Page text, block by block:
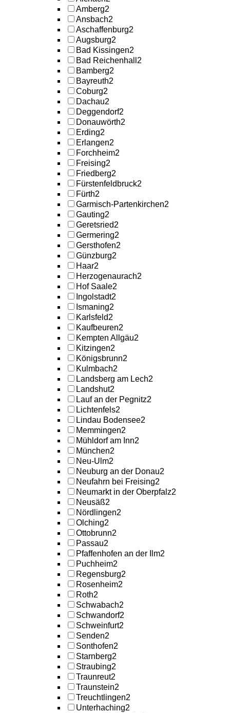
Amberg2
Ansbach2
Aschaffenburg2
Augsburg2
Bad Kissingen2
Bad Reichenhall 2
Bamberg2
Bayreuth2
Coburg2
Dachau2
Deggendorf2
Donauwörth2
Erding2
Erlangen2
Forchheim2
Freising2
Friedberg2
Fürstenfeldbruck2
Fürth2
Garmisch-Partenkirchen2
Gauting2
Geretsried2
Germering2
Gersthofen2
Günzburg2
Haar2
Herzogenaurach2
Hof Saale2
Ingolstadt2
Ismaning2
Karlsfeld2
Kaufbeuren2
Kempten Allgäu2
Kitzingen2
Königsbrunn2
Kulmbach2
Landsberg am Lech2
Landshut2
Lauf an der Pegnitz2
Lichtenfels2
Lindau Bodensee2
Memmingen2
Mühldorf am Inn2
München2
Neu-Ulm2
Neuburg an der Donau2
Neufahrn bei Freising2
Neumarkt in der Oberpfalz2
Neusäß2
Nördlingen2
Olching2
Ottobrunn2
Passau2
Pfaffenhofen an der Ilm2
Puchheim2
Regensburg2
Rosenheim2
Roth2
Schwabach2
Schwandorf2
Schweinfurt2
Senden2
Sonthofen2
Starnberg2
Straubing2
Traunreut2
Traunstein2
Treuchtlingen2
Unterhaching2